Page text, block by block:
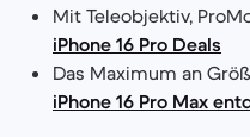
Mit Teleobjektiv,
iPhone 16 Pro Deals
Das Maximum an
iPhone 16 Pro Max